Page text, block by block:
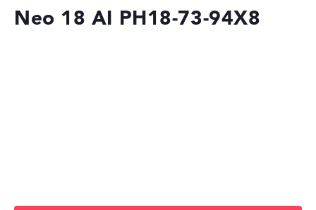
Neo 18 AI PH18-73-94X8